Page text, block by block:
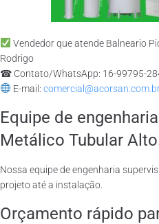
Vendedor que atende Balneario
Rodrigo
☎ Contato/WhatsApp: 16-99795-
E-mail:
Equipe de
Metálico Tubular
Nossa equipe de engenharia
projeto até a instalação.
Orçamento rápido